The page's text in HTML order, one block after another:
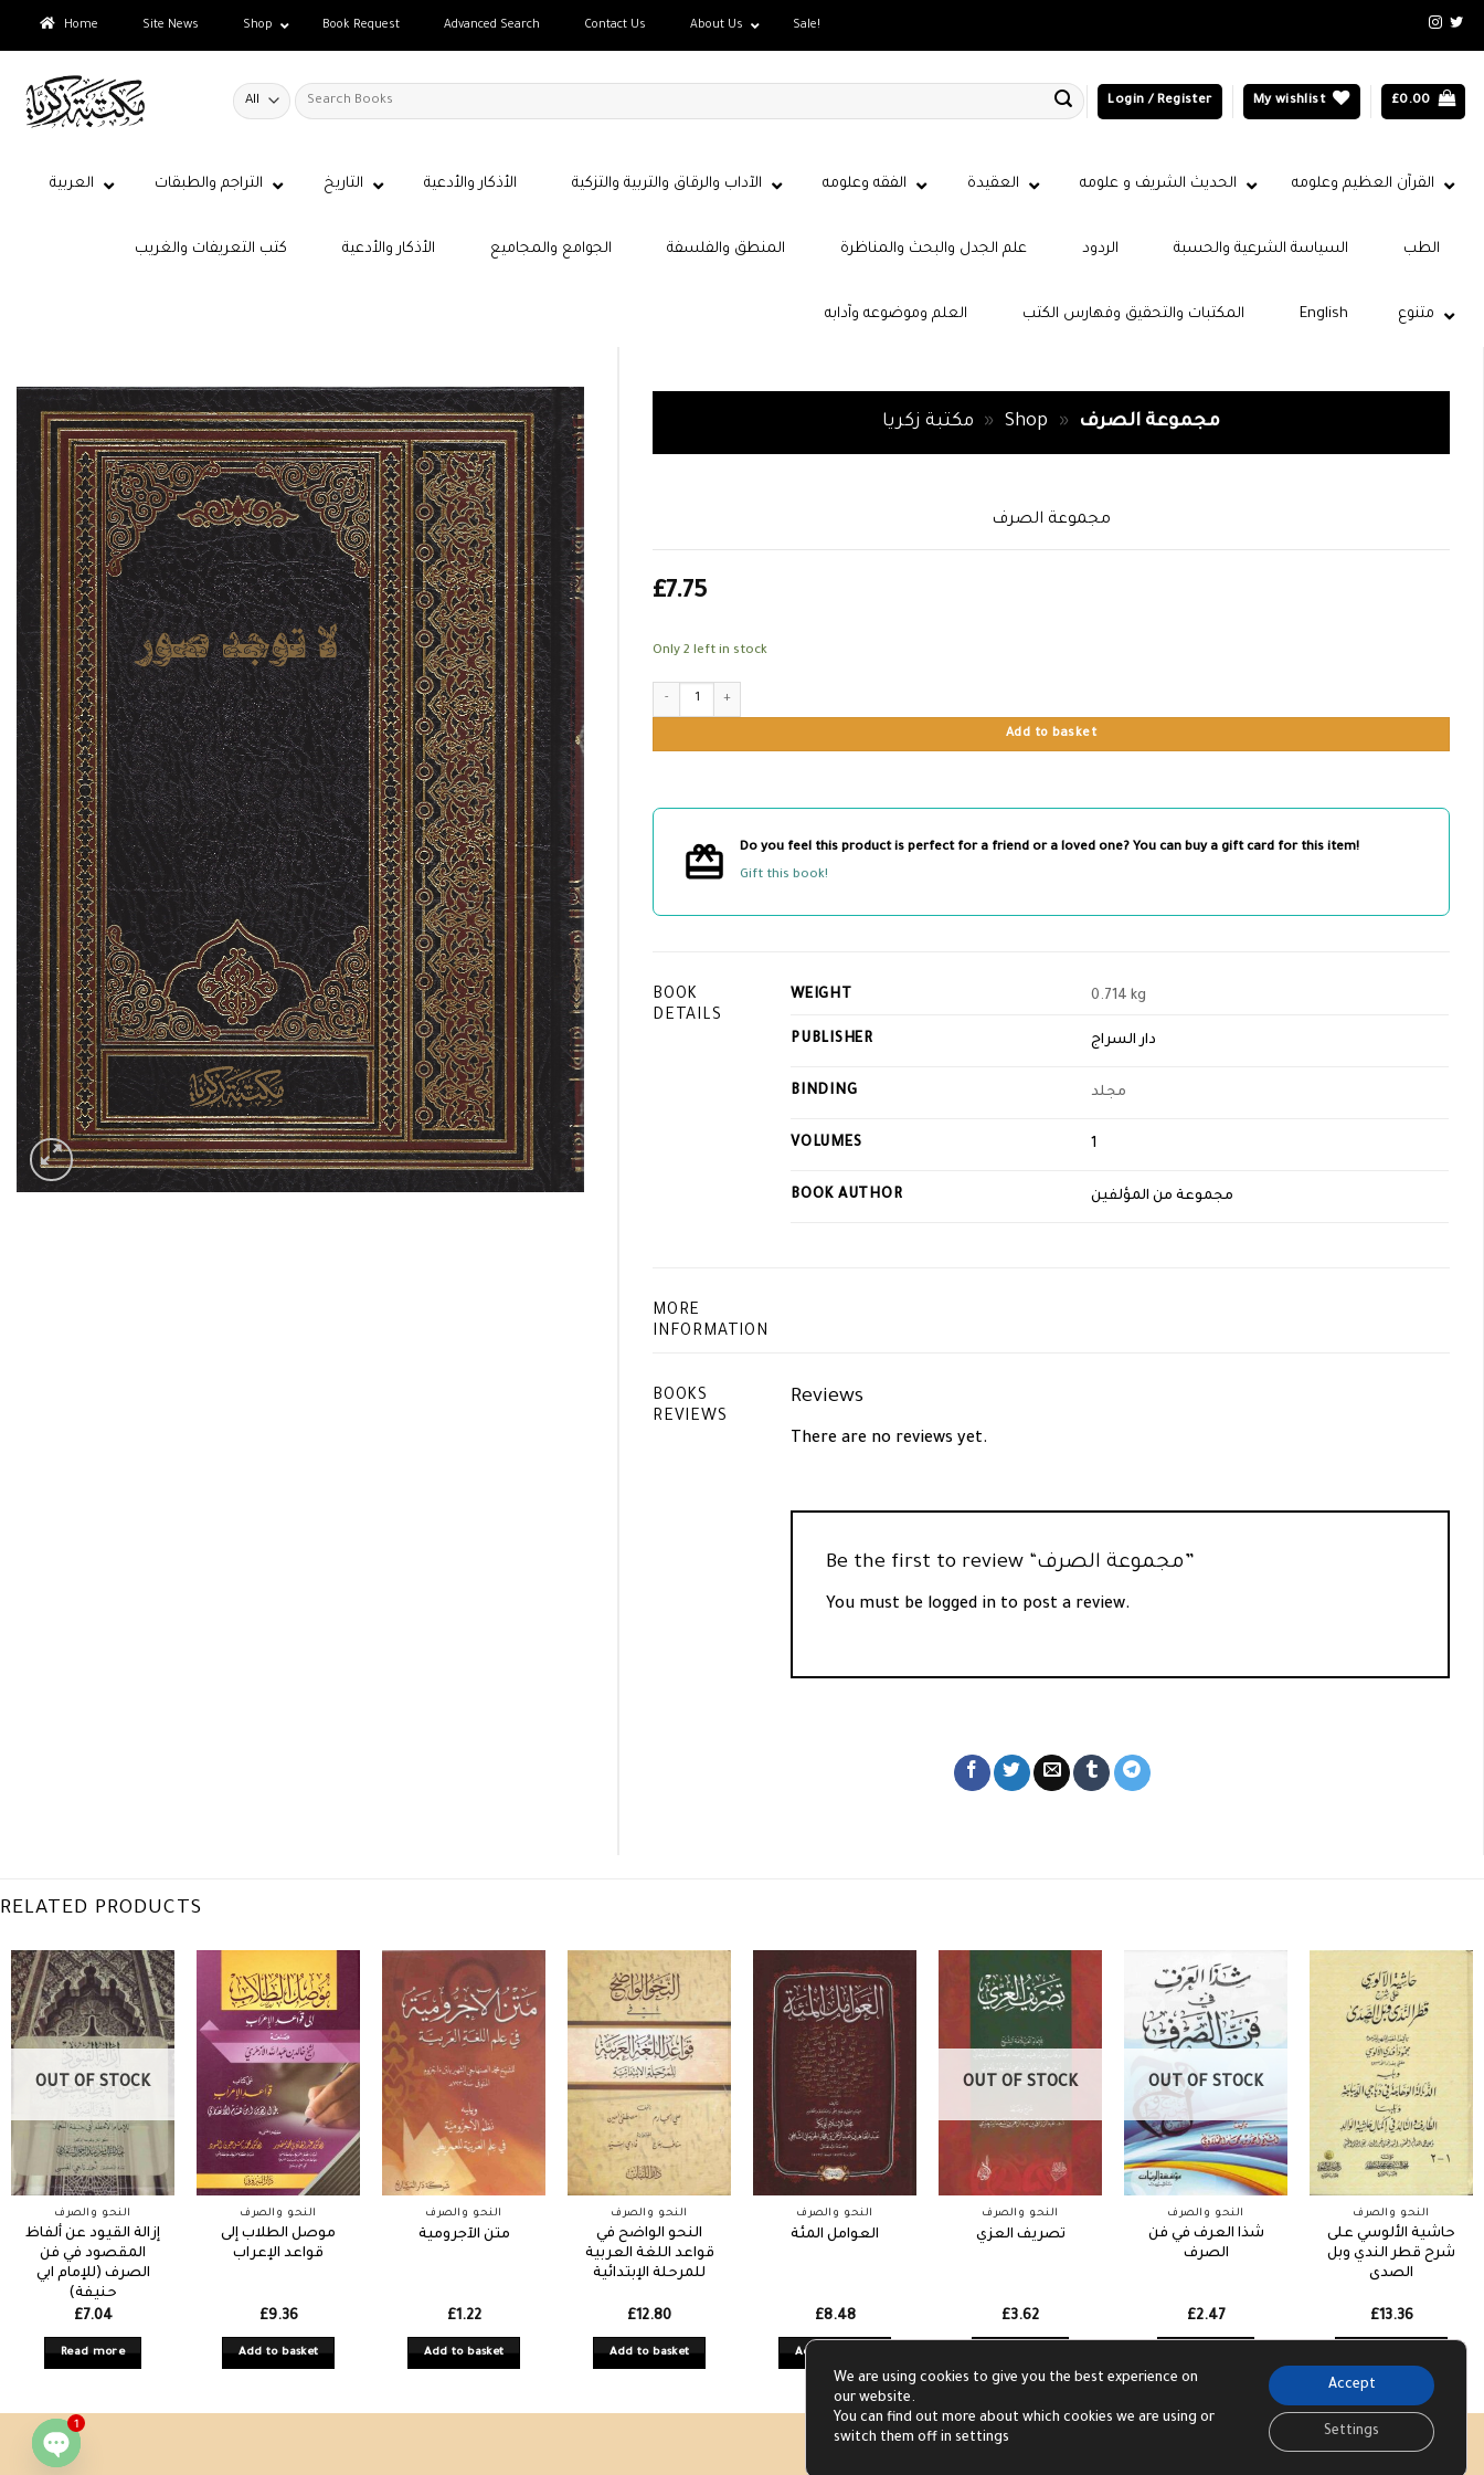
Home Site News Shop Book Request Advanced Search Contact Us About Us Sale!
Search
for:
Login / Register My wishlist £0.00
القرآن العظيم وعلومه الحديث الشريف و علومه العقيدة الفقه وعلومه الآداب والرقاق والتربية والتزكية الأذكار والأدعية التاريخ التراجم والطبقات العربية
كتب التعريفات والغريب الأذكار والأدعية الجوامع والمجاميع المنطق والفلسفة علم الجدل والبحث والمناظرة الردود السياسة الشرعية والحسبة الطب
العلم وموضوعه وآدابه المكتبات والتحقيق وفهارس الكتب متنوع English
مكتبة زكريا » Shop » مجموعة الصرف
مجموعة الصرف
£7.75
Only 2 left in stock
Add to basket
Do you feel this product is perfect for a friend or a loved one? You can buy a gift card for this item!
Gift this book!
BOOK
DETAILS
WEIGHT 0.714 kg
PUBLISHER دار السراج
BINDING مجلد
VOLUMES 1
BOOK AUTHOR مجموعة من المؤلفين
MORE
INFORMATION
BOOKS
REVIEWS
Reviews
There are no reviews yet.
Be the first to review “مجموعة الصرف”
You must be logged in to post a review.
RELATED PRODUCTS
OUT OF STOCK
النحو والصرف
إزالة القيود عن ألفاظ
المقصود في فن
الصرف (للإمام ابي
حنيفة)
£7.04
Read more
النحو والصرف
موصل الطلاب إلى
قواعد الإعراب
£9.36
Add to basket
النحو والصرف
متن الآجرومية
£1.22
Add to basket
النحو والصرف
النحو الواضح في
قواعد اللغة العربية
للمرحلة الإبتدائية
£12.80
Add to basket
النحو والصرف
العوامل المئة
£8.48
Add to basket
OUT OF STOCK
النحو والصرف
تصريف العزي
£3.62
OUT OF STOCK
النحو والصرف
شذا العرف في فن
الصرف
£2.47
النحو والصرف
حاشية الألوسي على
شرح قطر الندي وبل
الصدى
£13.36
Visa PayPal
We are using cookies to give you the best experience on
our website.
You can find out more about which cookies we are using or
switch them off in settings
Accept
Settings
1